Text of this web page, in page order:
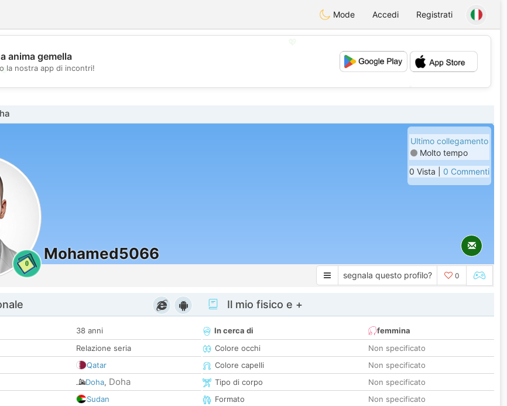
Mode Accedi Registrati
💕
anima gemella
la nostra app di incontri!
0
Mohamed5066
Ultimo collegamento
Molto tempo
0 Vista | 0 Commenti
segnala questo profilo? 0
38 anni
Relazione seria
Qatar
Doha, Doha
Sudan
Il mio fisico e +
In cerca di
femmina
Colore occhi
Non specificato
Colore capelli
Non specificato
Tipo di corpo
Non specificato
Formato
Non specificato